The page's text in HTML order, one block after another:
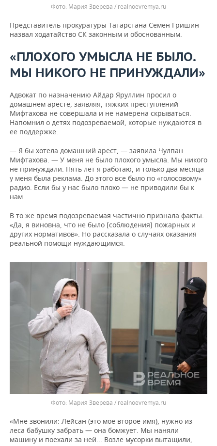
Мария Зверева / realnoevremya.ru
Представитель прокуратуры Татарстана Семен Гришин
назвал ходатайство СК законным и обоснованным.
«ПЛОХОГО УМЫСЛА НЕ БЫЛО.
МЫ НИКОГО НЕ ПРИНУЖДАЛИ»
Адвокат по назначению Айдар Яруллин просил о
домашнем аресте, заявляя, тяжких преступлений
Мифтахова не совершала и не намерена скрываться.
Напомнил о детях подозреваемой, которые нуждаются в
ее поддержке.
— Я бы хотела домашний арест, — заявила Чулпан
Мифтахова. — У меня не было плохого умысла. Мы никого
не принуждали. Пять лет я работаю, и только два месяца
у меня была реклама. До этого все было по «голосовому»
радио. Если бы у нас было плохо — не приводили бы к
нам...
В то же время подозреваемая частично признала факты:
«Да, я виновна, что не было [соблюдения] пожарных и
других нормативов». Но рассказала о случаях оказания
реальной помощи нуждающимся.
Мария Зверева / realnoevremya.ru
«Мне звонили: Лейсан (это мое второе имя), нужно из
леса бабушку забрать — она бомжует. Мы наняли
машину и поехали за ней... Возле мусорки вытащили,